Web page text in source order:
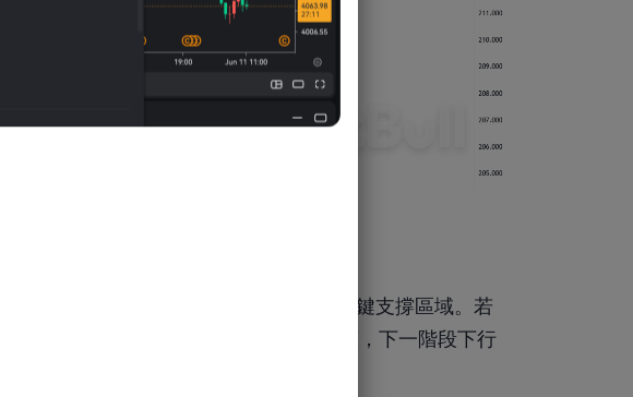
線走勢仍偏中性，下方210.45附近有關鍵支撐區域。若
示自216.00高點以來的調整結構仍在延續，下一階段下行